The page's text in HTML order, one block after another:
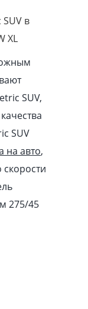
в
XL
SUV,
SUV
на авто,
скорости
275/45